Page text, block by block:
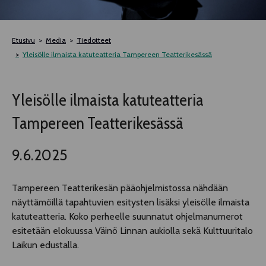
TELTTALAB
OFF TAMPERE
TAPAHTUMIEN YÖ
MUU OHJELMISTO
Etusivu Media
Tiedotteet
Yleisölle ilmaista katuteatteria Tampereen Teatterikesässä
Yleisölle ilmaista katuteatteria
Tampereen Teatterikesässä
9.6.2025
Tampereen Teatterikesän pääohjelmistossa nähdään
näyttämöillä tapahtuvien esitysten lisäksi yleisölle ilmaista
katuteatteria. Koko perheelle suunnatut ohjelmanumerot
esitetään elokuussa Väinö Linnan aukiolla sekä Kulttuuritalo
Laikun edustalla.